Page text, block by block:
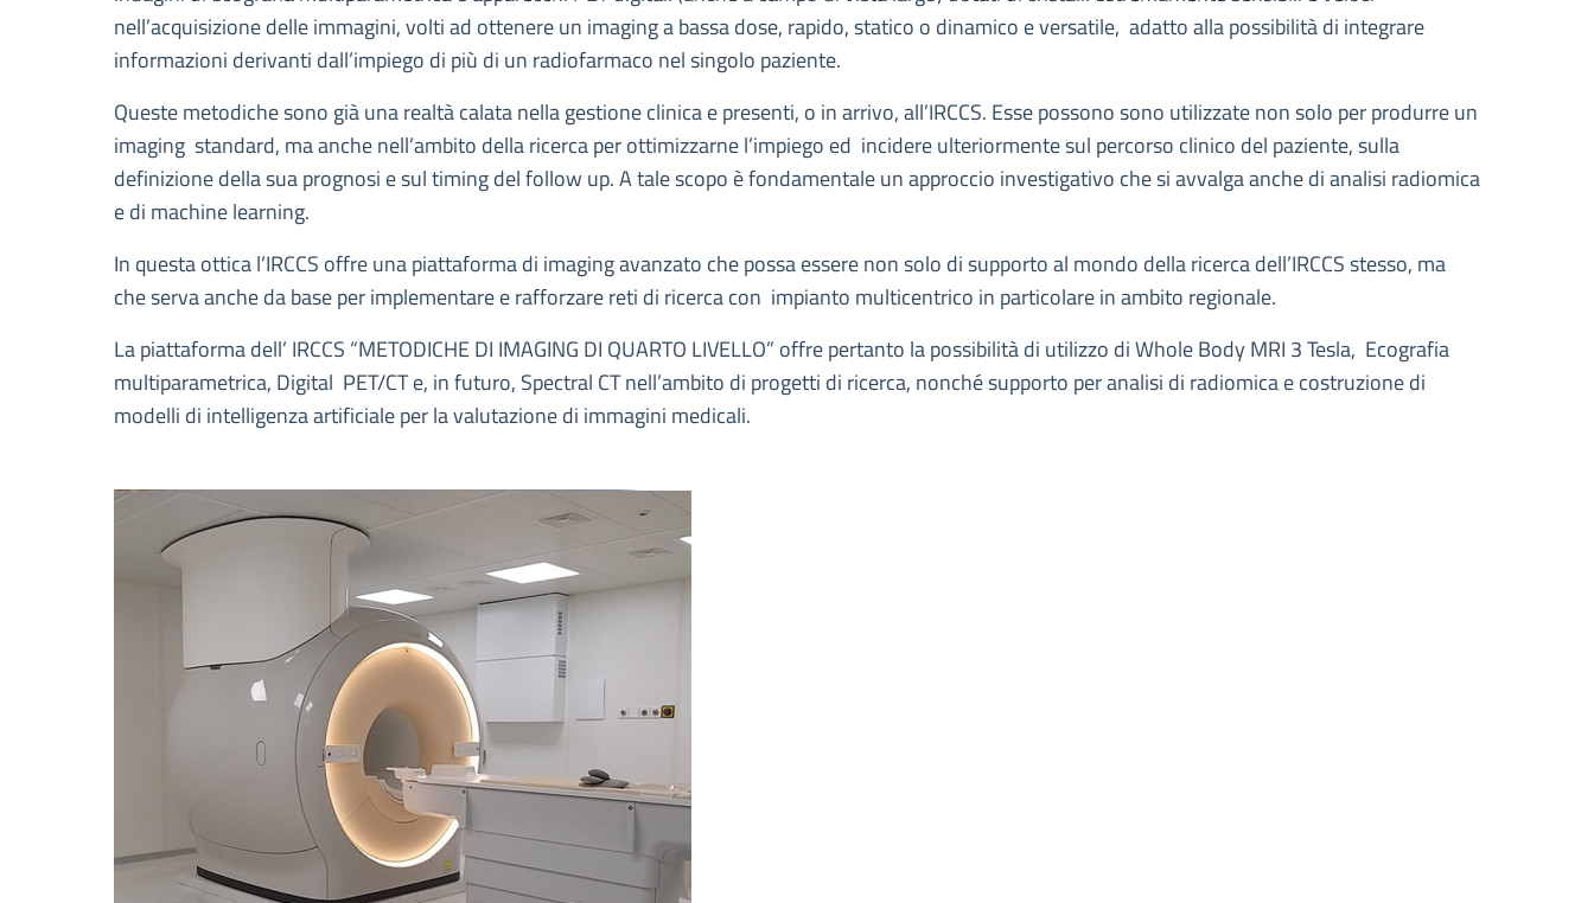
nell’acquisizione delle immagini, volti ad ottenere un imaging a bassa dose, rapido, statico o dinamico e versatile, adatto alla possibilità di integrare
informazioni derivanti dall’impiego di più di un radiofarmaco nel singolo paziente.
Queste metodiche sono già una realtà calata nella gestione clinica e presenti, o in arrivo, all’IRCCS. Esse possono sono utilizzate non solo per produrre un
imaging standard, ma anche nell’ambito della ricerca per ottimizzarne l’impiego ed incidere ulteriormente sul percorso clinico del paziente, sulla
definizione della sua prognosi e sul timing del follow up. A tale scopo è fondamentale un approccio investigativo che si avvalga anche di analisi radiomica
e di machine learning.
In questa ottica l’IRCCS offre una piattaforma di imaging avanzato che possa essere non solo di supporto al mondo della ricerca dell’IRCCS stesso, ma
che serva anche da base per implementare e rafforzare reti di ricerca con impianto multicentrico in particolare in ambito regionale.
La piattaforma dell’ IRCCS “METODICHE DI IMAGING DI QUARTO LIVELLO” offre pertanto la possibilità di utilizzo di Whole Body MRI 3 Tesla, Ecografia
multiparametrica, Digital PET/CT e, in futuro, Spectral CT nell’ambito di progetti di ricerca, nonché supporto per analisi di radiomica e costruzione di
modelli di intelligenza artificiale per la valutazione di immagini medicali.